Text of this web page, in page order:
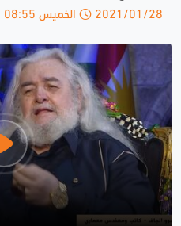
2021/01/28 الخميس 08:55 ص